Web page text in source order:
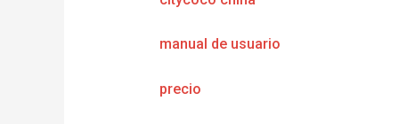
manual de usuario
precio